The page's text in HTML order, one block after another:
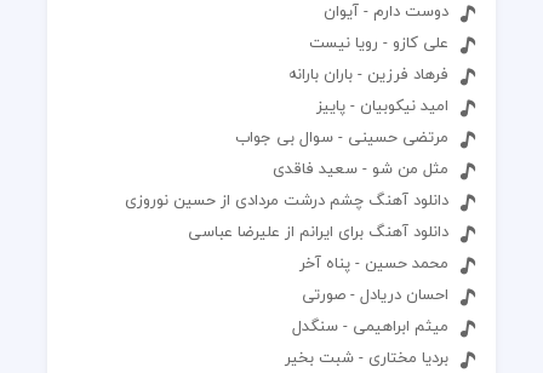
دوست دارم - آیوان
علی کازو - رویا نیست
فرهاد فرزین - باران بارانه
امید نیکوبیان - پاییز
مرتضی حسینی - سوال بی جواب
مثل من شو - سعید فاقدی
دانلود آهنگ چشم درشت مردادی از حسین نوروزی
دانلود آهنگ برای ایرانم از علیرضا عباسی
محمد حسین - پناه آخر
احسان دریادل - صورتی
میثم ابراهیمی - سنگدل
بردیا مختاری - شبت بخیر